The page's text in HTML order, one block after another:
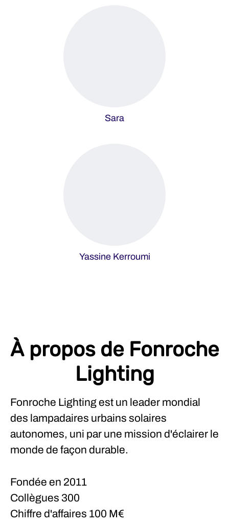
Sara
Yassine Kerroumi
À propos de Fonroche
Lighting
Fonroche Lighting est un leader mondial
des lampadaires urbains solaires
autonomes, uni par une mission d'éclairer le
monde de façon durable.
Fondée en 2011
Collègues 300
Chiffre d'affaires 100 M€